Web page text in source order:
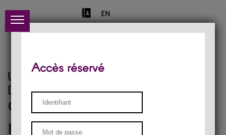
EN
Université de Liège
Département de philosophie
Centre de recherches
phénoménologiques
Accès réservé